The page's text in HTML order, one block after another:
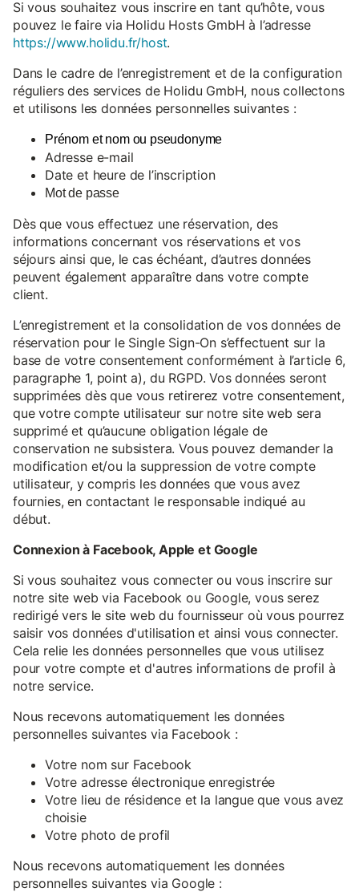
Si vous souhaitez vous inscrire en tant qu’hôte, vous
pouvez le faire via Holidu Hosts GmbH à l’adresse
https://www.holidu.fr/host.
Dans le cadre de l’enregistrement et de la configuration
réguliers des services de Holidu GmbH, nous collectons
et utilisons les données personnelles suivantes :
Prénom et nom ou pseudonyme
Adresse e-mail
Date et heure de l’inscription
Mot de passe
Dès que vous effectuez une réservation, des
informations concernant vos réservations et vos
séjours ainsi que, le cas échéant, d’autres données
peuvent également apparaître dans votre compte
client.
L’enregistrement et la consolidation de vos données de
réservation pour le Single Sign-On s’effectuent sur la
base de votre consentement conformément à l’article 6,
paragraphe 1, point a), du RGPD. Vos données seront
supprimées dès que vous retirerez votre consentement,
que votre compte utilisateur sur notre site web sera
supprimé et qu’aucune obligation légale de
conservation ne subsistera. Vous pouvez demander la
modification et/ou la suppression de votre compte
utilisateur, y compris les données que vous avez
fournies, en contactant le responsable indiqué au
début.
Connexion à Facebook, Apple et Google
Si vous souhaitez vous connecter ou vous inscrire sur
notre site web via Facebook ou Google, vous serez
redirigé vers le site web du fournisseur où vous pourrez
saisir vos données d'utilisation et ainsi vous connecter.
Cela relie les données personnelles que vous utilisez
pour votre compte et d'autres informations de profil à
notre service.
Nous recevons automatiquement les données
personnelles suivantes via Facebook :
Votre nom sur Facebook
Votre adresse électronique enregistrée
Votre lieu de résidence et la langue que vous avez
choisie
Votre photo de profil
Nous recevons automatiquement les données
personnelles suivantes via Google :